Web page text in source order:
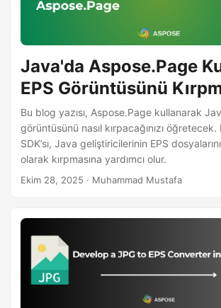
Java'da Aspose.Page
EPS Görüntüsünü
Bu blog yazısı, Aspose.Page kullanarak
görüntüsünü nasıl kırpacağınızı öğretecek.
SDK’sı, Java geliştiricilerinin EPS
olarak kırpmasına yardımcı olur.
Ekim 28, 2025 · Muhammad Mustafa